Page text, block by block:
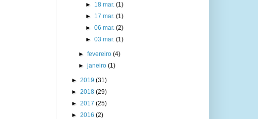
► 18 mar.(1)
► 17 mar.(1)
►06 mar.(2)
►03 mar.(1)
► fevereiro (4)
► janeiro (1)
► 2019 (31)
► 2018 (29)
► 2017 (25)
► 2016 (2)